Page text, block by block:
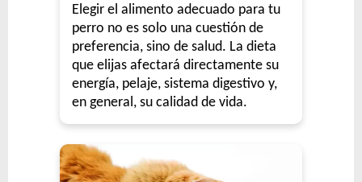
Elegir el alimento adecuado para tu
perro no es solo una cuestión de
preferencia, sino de salud. La dieta
que elijas afectará directamente su
energía, pelaje, sistema digestivo y,
en general, su calidad de vida.